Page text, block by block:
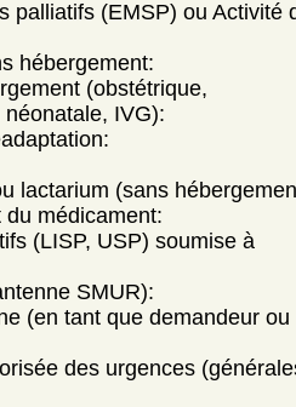
palliatifs (EMSP) ou Activité
hébergement:
(obstétrique,
IVG):
lactarium (sans
médicament:
(LISP, USP) soumise à
SMUR):
(en tant que demandeur ou
des urgences